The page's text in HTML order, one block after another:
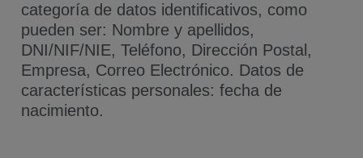
categoría de datos identificativos, como
pueden ser: Nombre y apellidos,
DNI/NIF/NIE, Teléfono, Dirección Postal,
Empresa, Correo Electrónico. Datos de
características personales: fecha de
nacimiento.